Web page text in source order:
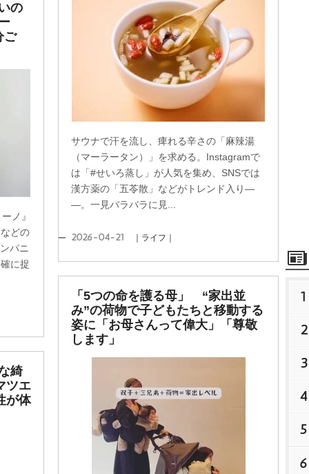
サウナで汗を流し、痺れる辛さの「麻辣湯
（マーラータン）」を求める。Instagramで
は「#せいろ蒸し」が人気を集め、SNSでは
漢方薬の「五苓散」などがトレンド入り―
―。一見バラバラに見...
2026-04-21 ｜ライフ｜
の
ご
ノ』
どの
パニ
に捉
「5つの命を護る母」 “家出並
み”の荷物で子どもたちと移動する
姿に「お母さんって偉大」「尊敬
します」
綺
ツエ
が体
1
2
3
4
5
6